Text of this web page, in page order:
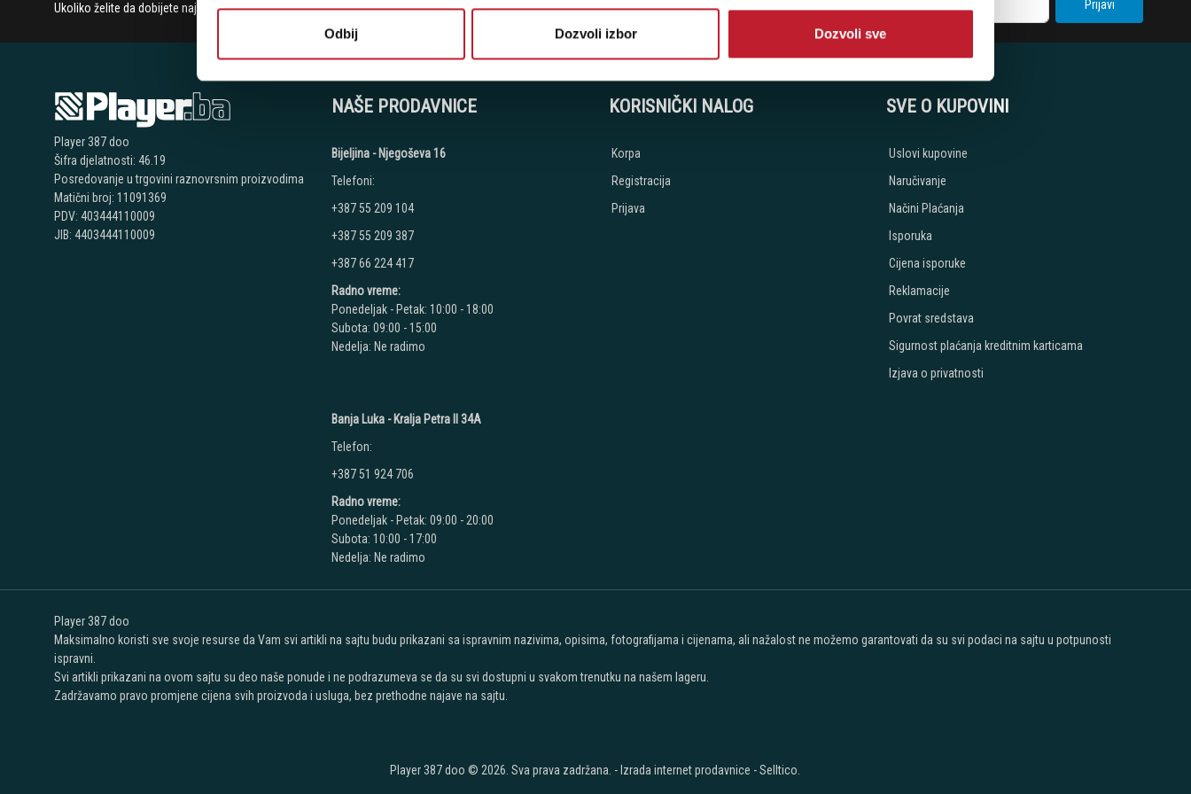
Odbij Dozvoli izbor Dozvoli sve
Ukoliko želite da dobijete najnovije informacije o novitetima i popustima, prijavite se na naš NEWSLETTER! Prijavi
Player 387 doo
Šifra djelatnosti: 46.19
Posredovanje u trgovini raznovrsnim proizvodima
Matični broj: 11091369
PDV: 403444110009
JIB: 4403444110009
NAŠE PRODAVNICE
Bijeljina - Njegoševa 16
Telefoni:
+387 55 209 104
+387 55 209 387
+387 66 224 417
Radno vreme:
Ponedeljak - Petak: 10:00 - 18:00
Subota: 09:00 - 15:00
Nedelja: Ne radimo
Banja Luka - Kralja Petra II 34A
Telefon:
+387 51 924 706
Radno vreme:
Ponedeljak - Petak: 09:00 - 20:00
Subota: 10:00 - 17:00
Nedelja: Ne radimo
KORISNIČKI NALOG
Korpa
Registracija
Prijava
SVE O KUPOVINI
Uslovi kupovine
Naručivanje
Načini Plaćanja
Isporuka
Cijena isporuke
Reklamacije
Povrat sredstava
Sigurnost plaćanja kreditnim karticama
Izjava o privatnosti
Player 387 doo
Maksimalno koristi sve svoje resurse da Vam svi artikli na sajtu budu prikazani sa ispravnim nazivima, opisima, fotografijama i cijenama, ali nažalost ne možemo garantovati da su svi podaci na sajtu u potpunosti
ispravni.
Svi artikli prikazani na ovom sajtu su deo naše ponude i ne podrazumeva se da su svi dostupni u svakom trenutku na našem lageru.
Zadržavamo pravo promjene cijena svih proizvoda i usluga, bez prethodne najave na sajtu.
Player 387 doo © 2026. Sva prava zadržana. - Izrada internet prodavnice -Selltico.